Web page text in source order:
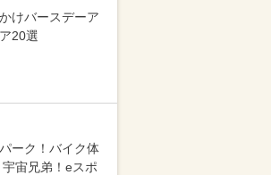
けバースデーア
20選
ーク！バイク体
宙兄弟！eスポ